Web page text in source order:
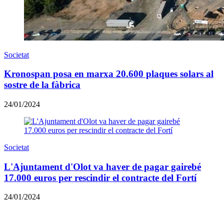
Societat
Kronospan posa en marxa 20.600 plaques solars al
sostre de la fàbrica
24/01/2024
Societat
L'Ajuntament d'Olot va haver de pagar gairebé
17.000 euros per rescindir el contracte del Fortí
24/01/2024